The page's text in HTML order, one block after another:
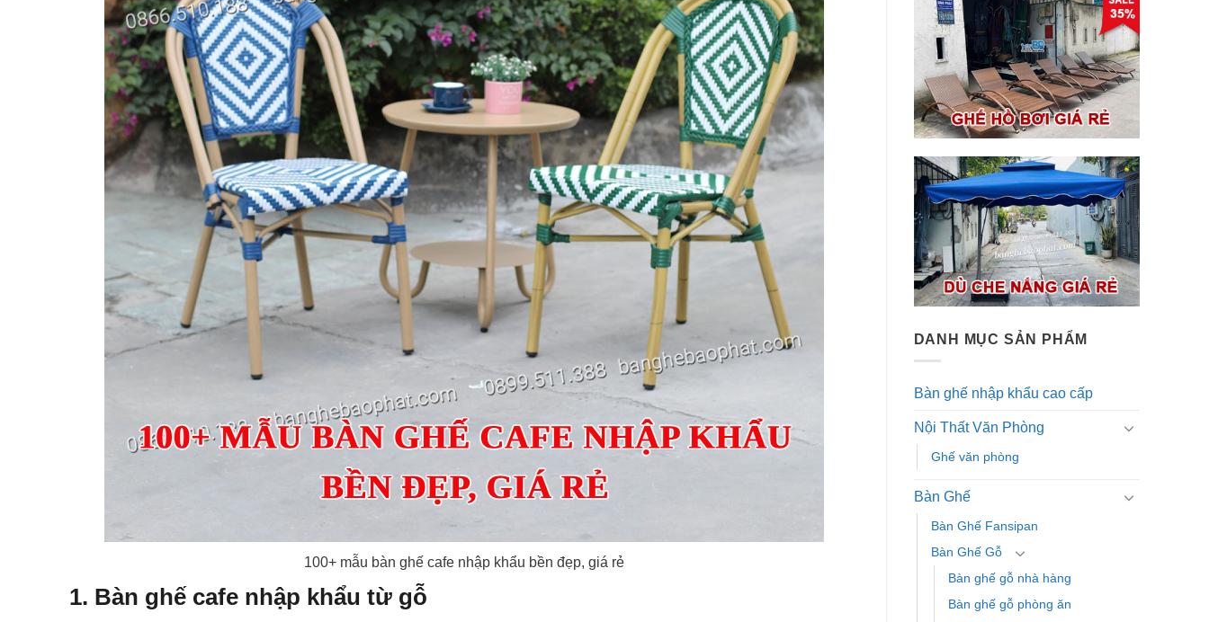
100+ mẫu bàn ghế cafe nhập khẩu bền đẹp, giá rẻ
1. Bàn ghế cafe nhập khẩu từ gỗ
DANH MỤC SẢN PHẨM
Bàn ghế nhập khẩu cao cấp
Nội Thất Văn Phòng
Ghế văn phòng
Bàn Ghế
Bàn Ghế Fansipan
Bàn Ghế Gỗ
Bàn ghế gỗ nhà hàng
Bàn ghế gỗ phòng ăn